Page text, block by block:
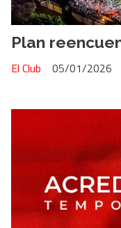
Plan
El Club 05/01/2026